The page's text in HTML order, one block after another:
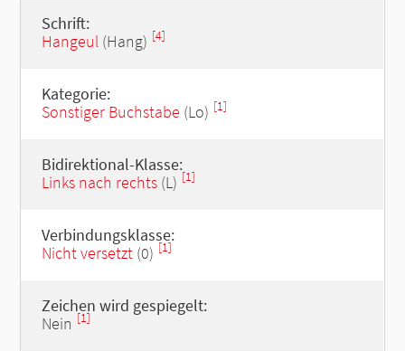
Schrift:
Hangeul(Hang) [4]
Kategorie:
Sonstiger Buchstabe (Lo) [1]
Bidirektional-Klasse:
Links nach rechts(L) [1]
Verbindungsklasse:
Nicht versetzt(0) [1]
Zeichen wird gespiegelt:
Nein [1]